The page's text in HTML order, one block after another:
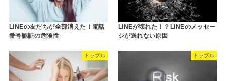
LINEの友だちが全部消えた！電話
番号認証の危険性
LINEが壊れた！？LINEのメッセー
ジが送れない原因
トラブル トラブル